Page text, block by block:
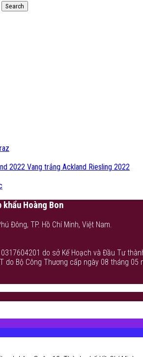
Search
Vang trắng Ackland Riesling 2022
Hoàng Bon
Đông, TP. Hồ Chí Minh, Việt Nam.
do sở Kế Hoạch và Đầu Tư
do Bộ Công Thương cấp ngày 08 tháng 05